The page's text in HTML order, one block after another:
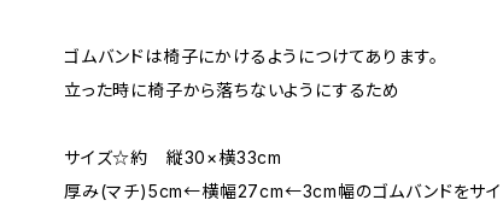
ゴムバンドは椅子にかけるようにつけてあります。
立った時に椅子から落ちないようにするため
サイズ☆約 縦30×横33cm
厚み(マチ)5cm←横幅27cm←3cm幅のゴムバンドをサイ